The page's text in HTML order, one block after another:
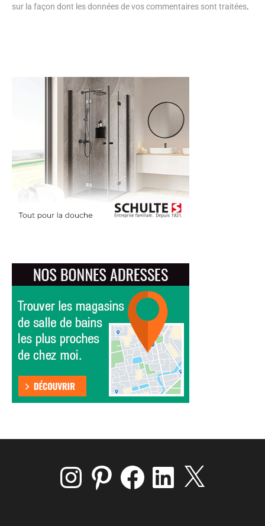
sur la façon dont les données de vos commentaires sont traitées.
InstagramPinterest FacebookLinkedIn